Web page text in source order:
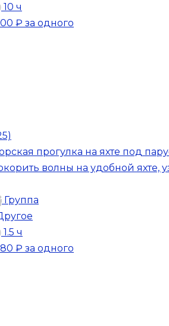
10 ч
₽ за одного
прогулка на яхте под
волны на удобной яхте,
Группа
1.5 ч
₽ за одного